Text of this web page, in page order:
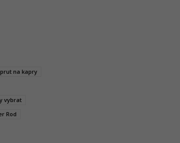
na kapry
vybrat
Rod